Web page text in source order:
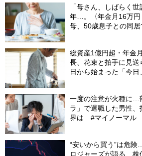
「母さん、しばらく
年…。〈年金月16万円
母、50歳息子との同
総資産1億円超・年金
長、花束と拍手に見
日から始まった「今日
一度の注意が火種に…
ラ」で退職した男性
界は #マイノーマル
“安いから買う”は危
ロジャーズが語る、